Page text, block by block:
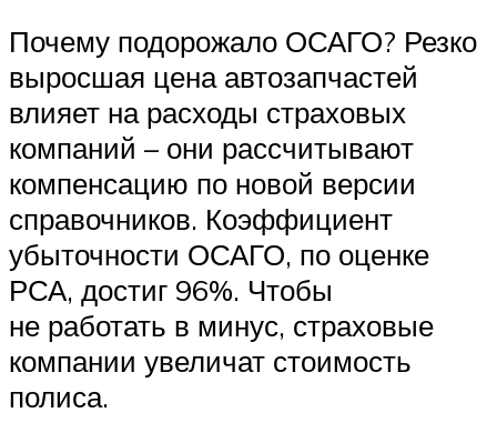
Почему подорожало ОСАГО? Резко
выросшая цена автозапчастей
влияет на расходы страховых
компаний – они рассчитывают
компенсацию по новой версии
справочников. Коэффициент
убыточности ОСАГО, по оценке
РСА, достиг 96%. Чтобы
не работать в минус, страховые
компании увеличат стоимость
полиса.